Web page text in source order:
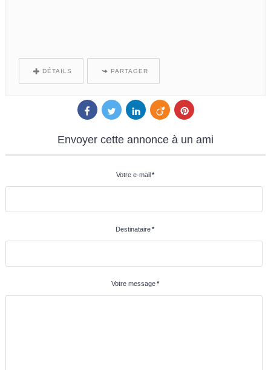
DÉTAILS PARTAGER
Envoyer cette annonce à un ami
Votre e-mail *
Destinataire*
Votre message *